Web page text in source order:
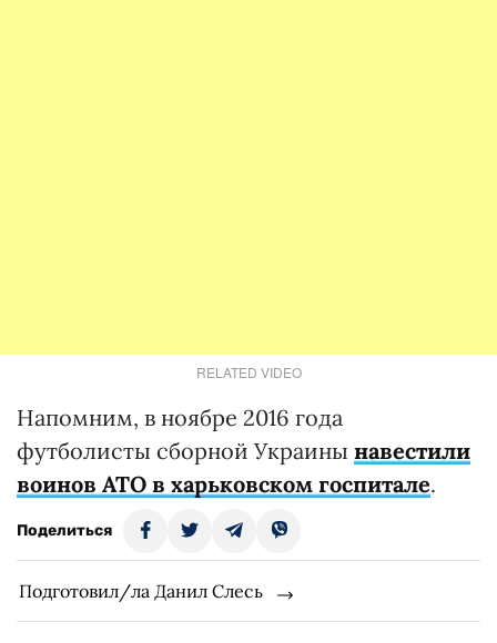
RELATED VIDEO
Напомним, в ноябре 2016 года
футболисты сборной Украины навестили
воинов АТО в харьковском госпитале.
Поделиться
Подготовил/ла Данил Слесь